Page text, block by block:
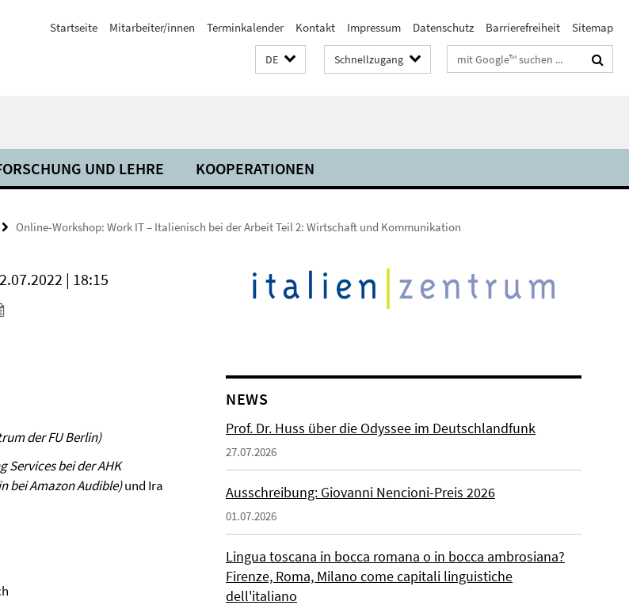
Startseite Mitarbeiter/innen Terminkalender Kontakt Impressum Datenschutz Barrierefreiheit Sitemap
DE Schnellzugang Suchbegriffe
UND LEHRE KOOPERATIONEN
Online-Workshop: Work IT – Italienisch bei der Arbeit Teil 2: Wirtschaft und Kommunikation
| 18:15
der FU Berlin)
Services bei der AHK
beiAmazon Audible)und Ira
NEWS
Prof. Dr. Huss über die Odyssee im Deutschlandfunk
27.07.2026
Ausschreibung: Giovanni Nencioni-Preis 2026
01.07.2026
Lingua toscana in bocca romana o in bocca ambrosiana?
Firenze, Roma, Milano come capitali linguistiche
dell'italiano